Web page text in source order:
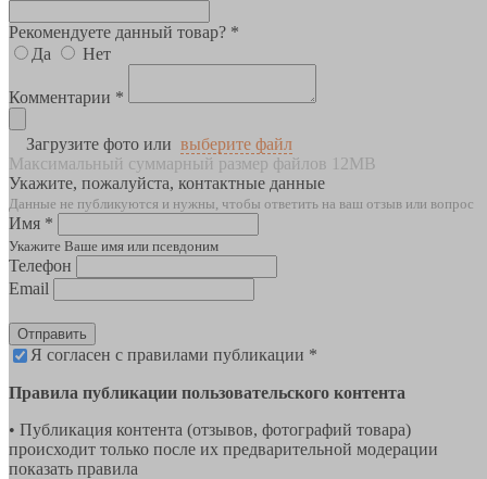
Рекомендуете данный товар? *
Да
Нет
Комментарии *
Загрузите фото или выберите файл
Максимальный суммарный размер файлов 12MB
Укажите, пожалуйста, контактные данные
Данные не публикуются и нужны, чтобы ответить на ваш отзыв или вопрос
Имя *
Укажите Ваше имя или псевдоним
Телефон
Email
Отправить
Я согласен с правилами публикации *
Правила публикации пользовательского контента
• Публикация контента (отзывов, фотографий товара)
происходит только после их предварительной модерации
показать правила